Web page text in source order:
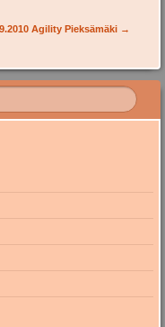
Agility Pieksämäki →